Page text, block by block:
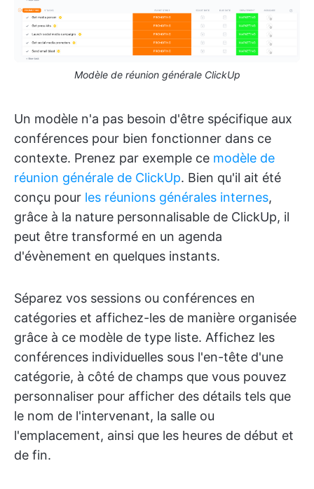
Modèle de réunion générale ClickUp
Un modèle n'a pas besoin d'être spécifique aux
conférences pour bien fonctionner dans ce
contexte. Prenez par exemple ce modèle de
réunion générale de ClickUp. Bien qu'il ait été
conçu pour les réunions générales internes,
grâce à la nature personnalisable de ClickUp, il
peut être transformé en un agenda
d'évènement en quelques instants.
Séparez vos sessions ou conférences en
catégories et affichez-les de manière organisée
grâce à ce modèle de type liste. Affichez les
conférences individuelles sous l'en-tête d'une
catégorie, à côté de champs que vous pouvez
personnaliser pour afficher des détails tels que
le nom de l'intervenant, la salle ou
l'emplacement, ainsi que les heures de début et
de fin.